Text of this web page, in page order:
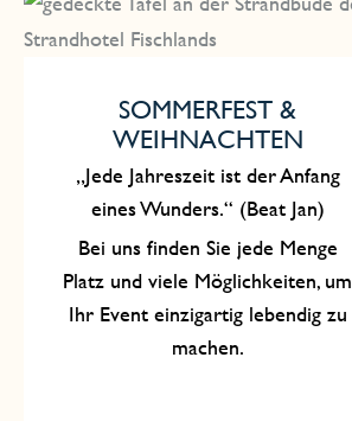
SOMMERFEST &
WEIHNACHTEN
„Jede Jahreszeit ist der Anfang
eines Wunders.“ (Beat Jan)
Bei uns finden Sie jede Menge
Platz und viele Möglichkeiten, um
Ihr Event einzigartig lebendig zu
machen.